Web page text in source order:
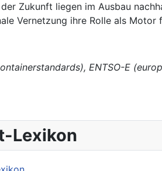
Zukunft liegen im Ausbau
Vernetzung ihre Rolle als
ENTSO-E
der Kühlkette
Lexikon